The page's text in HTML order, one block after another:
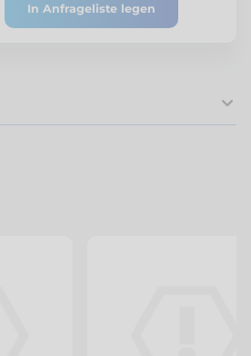
In Anfrageliste legen